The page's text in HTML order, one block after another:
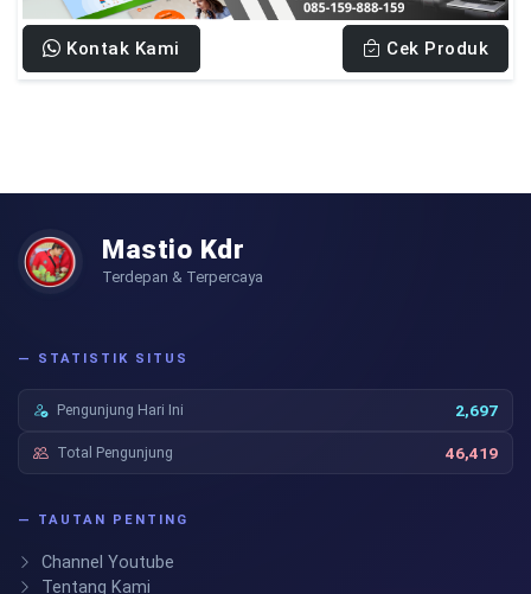
Kontak Kami Cek Produk
Mastio Kdr
Terdepan & Terpercaya
— STATISTIK SITUS
Pengunjung Hari Ini 2,697
Total Pengunjung 46,419
— TAUTAN PENTING
Channel Youtube
Tentang Kami